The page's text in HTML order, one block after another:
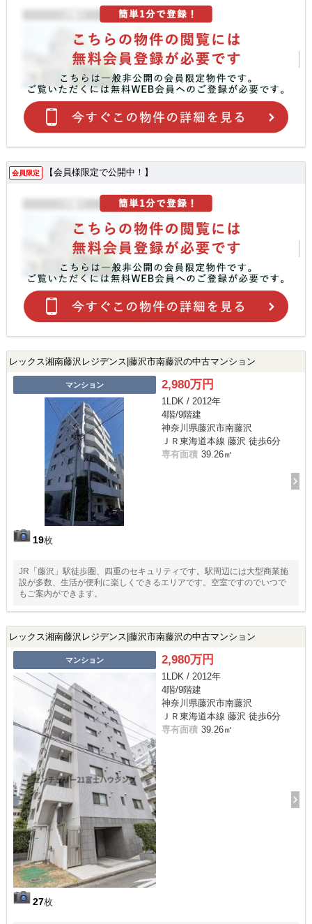
会員限定 【会員様限定で公開中！】
レックス湘南藤沢レジデンス|藤沢市南藤沢の中古マンション
マンション
19枚
2,980万円
1LDK / 2012年
4階/9階建
神奈川県藤沢市南藤沢
ＪＲ東海道本線 藤沢 徒歩6分
専有面積 39.26㎡
JR「藤沢」駅徒歩圏、四重のセキュリティです。駅周辺には大型商業施
設が多数、生活が便利に楽しくできるエリアです。空室ですのでいつで
もご案内ができます。
レックス湘南藤沢レジデンス|藤沢市南藤沢の中古マンション
マンション
27枚
2,980万円
1LDK / 2012年
4階/9階建
神奈川県藤沢市南藤沢
ＪＲ東海道本線 藤沢 徒歩6分
専有面積 39.26㎡